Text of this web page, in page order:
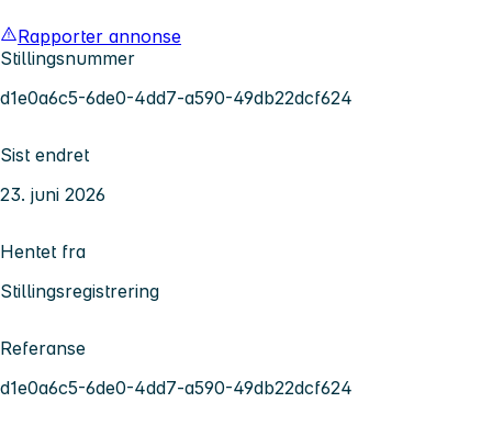
Rapporter annonse
Stillingsnummer
d1e0a6c5-6de0-4dd7-a590-49db22dcf624
Sist endret
23. juni 2026
Hentet fra
Stillingsregistrering
Referanse
d1e0a6c5-6de0-4dd7-a590-49db22dcf624